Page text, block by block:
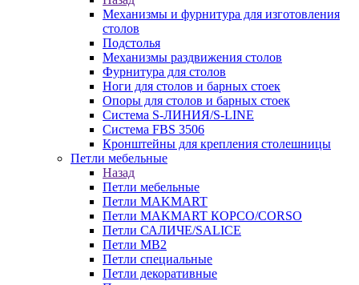
Механизмы и фурнитура для изготовления
столов
Подстолья
Механизмы раздвижения столов
Фурнитура для столов
Ноги для столов и барных стоек
Опоры для столов и барных стоек
Система S-ЛИНИЯ/S-LINE
Система FBS 3506
Кронштейны для крепления столешницы
Петли мебельные
Назад
Петли мебельные
Петли MAKMART
Петли MAKMART КОРСО/CORSO
Петли САЛИЧЕ/SALICE
Петли MB2
Петли специальные
Петли декоративные